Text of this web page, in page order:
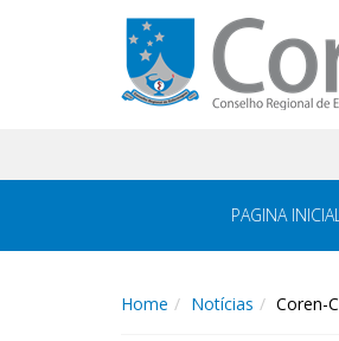
PAGINA
Home Notícias Coren-